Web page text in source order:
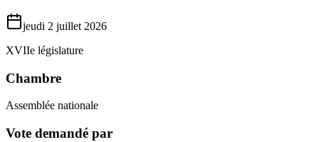
jeudi 2 juillet 2026
XVIIe législature
Chambre
Assemblée nationale
Vote demandé par